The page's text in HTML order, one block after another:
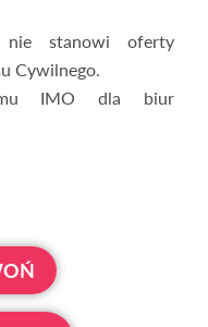
nie stanowi oferty
Cywilnego.
IMO dla biur